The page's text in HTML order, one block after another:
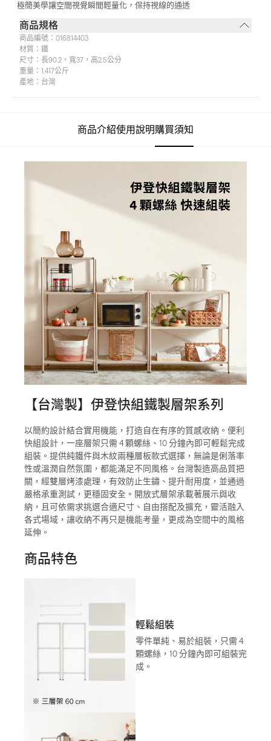
極簡美學讓空間視覺瞬間輕量化，保持視線的通透
商品規格
商品編號： 016814403
材質： 鐵
尺寸： 長90.2，寬37，高2.5公分
重量： 1.417公斤
產地： 台灣
商品介紹使用說明購買須知
【台灣製】伊登快組鐵製層架系列
以簡約設計結合實用機能，打造自在有序的質感收納。便利
快組設計，一座層架只需 4 顆螺絲、10 分鐘內即可輕鬆完成
組裝。提供純鐵件與木紋兩種層板款式選擇，無論是俐落率
性或溫潤自然氛圍，都能滿足不同風格。台灣製造高品質把
關，經雙層烤漆處理，有效防止生鏽、提升耐用度，並通過
嚴格承重測試，更穩固安全。開放式層架承載著展示與收
納，且可依需求挑選合適尺寸、自由搭配及擴充，靈活融入
各式場域，讓收納不再只是機能考量，更成為空間中的風格
延伸。
商品特色
輕鬆組裝
零件單純、易於組裝，只需 4
顆螺絲，10 分鐘內即可組裝完
成。